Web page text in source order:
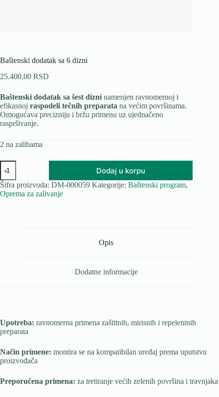
Baštenski dodatak sa 6 dizni
25.400,00 RSD
Baštenski dodatak sa šest dizni namenjen ravnomernoj i
efikasnoj raspodeli tečnih preparata na većim površinama.
Omogućava precizniju i bržu primenu uz ujednačeno
raspršivanje.
2 na zalihama
Baštenski
dodatak
sa
6
dizni
Dodaj u korpu
Šifra proizvoda: DM-000059 Kategorije: Baštenski program,
Oprema za zalivanje
Opis
Dodatne informacije
Upotreba: ravnomerna primena zaštitnih, mirisnih i repelentnih
preparata
Način primene: montira se na kompatibilan uređaj prema uputstvu
proizvođača
Preporučena primena: za tretiranje većih zelenih površina i travnjaka